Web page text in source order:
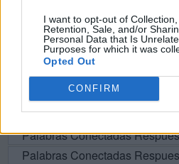
I want to opt-out of Collection,
Retention, Sale, and/or
Personal Data that Is
Purposes for which it was
Opted Out
CONFIRM
Por favor seleccione los niveles:
Palabras Conectadas
Palabras Conectadas
Palabras Conectadas
Palabras Conectadas
Palabras Conectadas